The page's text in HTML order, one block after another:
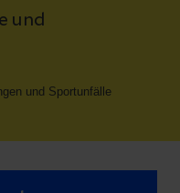
und
und Sportunfälle